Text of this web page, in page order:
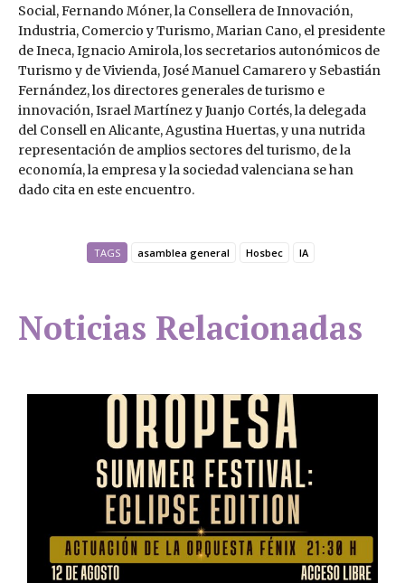
Social, Fernando Móner, la Consellera de Innovación,
Industria, Comercio y Turismo, Marian Cano, el presidente
de Ineca, Ignacio Amirola, los secretarios autonómicos de
Turismo y de Vivienda, José Manuel Camarero y Sebastián
Fernández, los directores generales de turismo e
innovación, Israel Martínez y Juanjo Cortés, la delegada
del Consell en Alicante, Agustina Huertas, y una nutrida
representación de amplios sectores del turismo, de la
economía, la empresa y la sociedad valenciana se han
dado cita en este encuentro.
TAGS asamblea general Hosbec IA
Noticias Relacionadas